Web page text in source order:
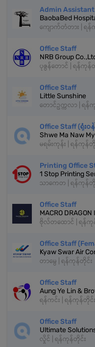
Admin Assistant
BaobaBed
ကျောက်တံတား | ရန်
Office Staff
NRB Group
ပုဇွန်တောင် | ရန်ကုန်
Office Staff
Little Sunshine
တောင်ဥက္ကလာ | ရန်
Office Staff (ရုံးဝ
Shwe Ma Naw
မရမ်းကုန်း | ရန်ကုန်တို
Printing Office
1 Stop Printing
သာကေတ | ရန်ကုန်တို
Office Staff
MACRO
ဗိုလ်တထောင် | ရန်ကု
Office Staff
Kyaw Swar Air
တာမွေ | ရန်ကုန်တိုင်း
Office Staff
Aung Ye Lin &
ရန်ကင်း | ရန်ကုန်တိုင်း
Office Staff
Ultimate
လှိုင် | ရန်ကုန်တိုင်း